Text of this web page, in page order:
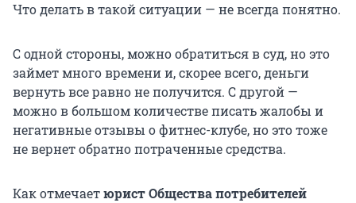
Что делать в такой ситуации — не всегда понятно.
С одной стороны, можно обратиться в суд, но это
займет много времени и, скорее всего, деньги
вернуть все равно не получится. С другой —
можно в большом количестве писать жалобы и
негативные отзывы о фитнес-клубе, но это тоже
не вернет обратно потраченные средства.
Как отмечаетюрист Общества потребителей